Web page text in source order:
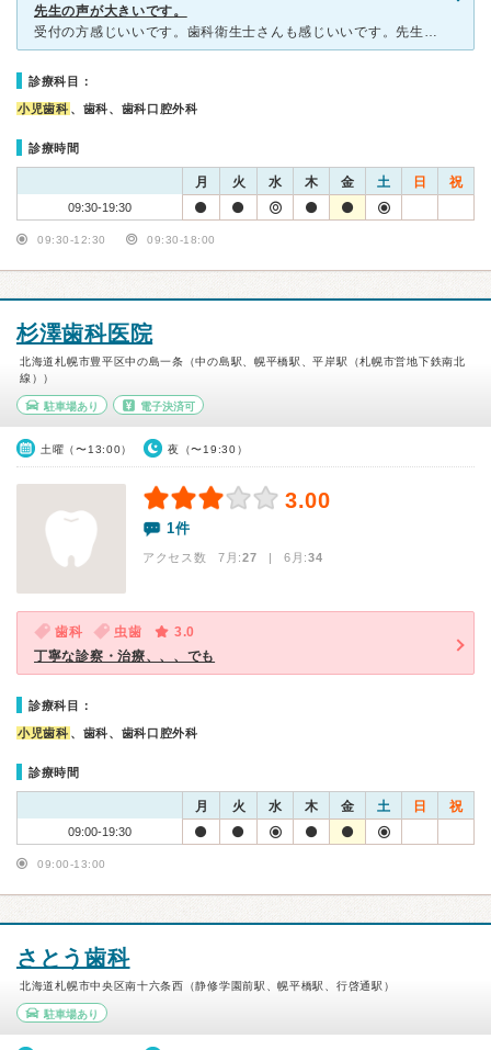
先生の声が大きいです。
受付の方感じいいです。歯科衛生士さんも感じいいです。先生も声が大きくて子供がびっくりしますが、丁寧です。フッ素や定期メンテナンスにはいいと思います。私も一度かかったらどこでも虫歯と言われたことがなかっ
診療科目：
小児歯科 、歯科、歯科口腔外科
診療時間
月 火 水 木 金 土 日 祝
09:30-19:30
09:30-12:30 09:30-18:00
杉澤歯科医院
北海道札幌市豊平区中の島一条（中の島駅、幌平橋駅、平岸駅（札幌市営地下鉄南北
線））
駐車場あり 電子決済可
土曜（〜13:00） 夜（〜19:30）
3.00
1件
アクセス数 7月:27 | 6月:34
歯科 虫歯
3.0
丁寧な診察・治療、、、でも
診療科目：
小児歯科 、歯科、歯科口腔外科
診療時間
月 火 水 木 金 土 日 祝
09:00-19:30
09:00-13:00
さとう歯科
北海道札幌市中央区南十六条西（静修学園前駅、幌平橋駅、行啓通駅）
駐車場あり